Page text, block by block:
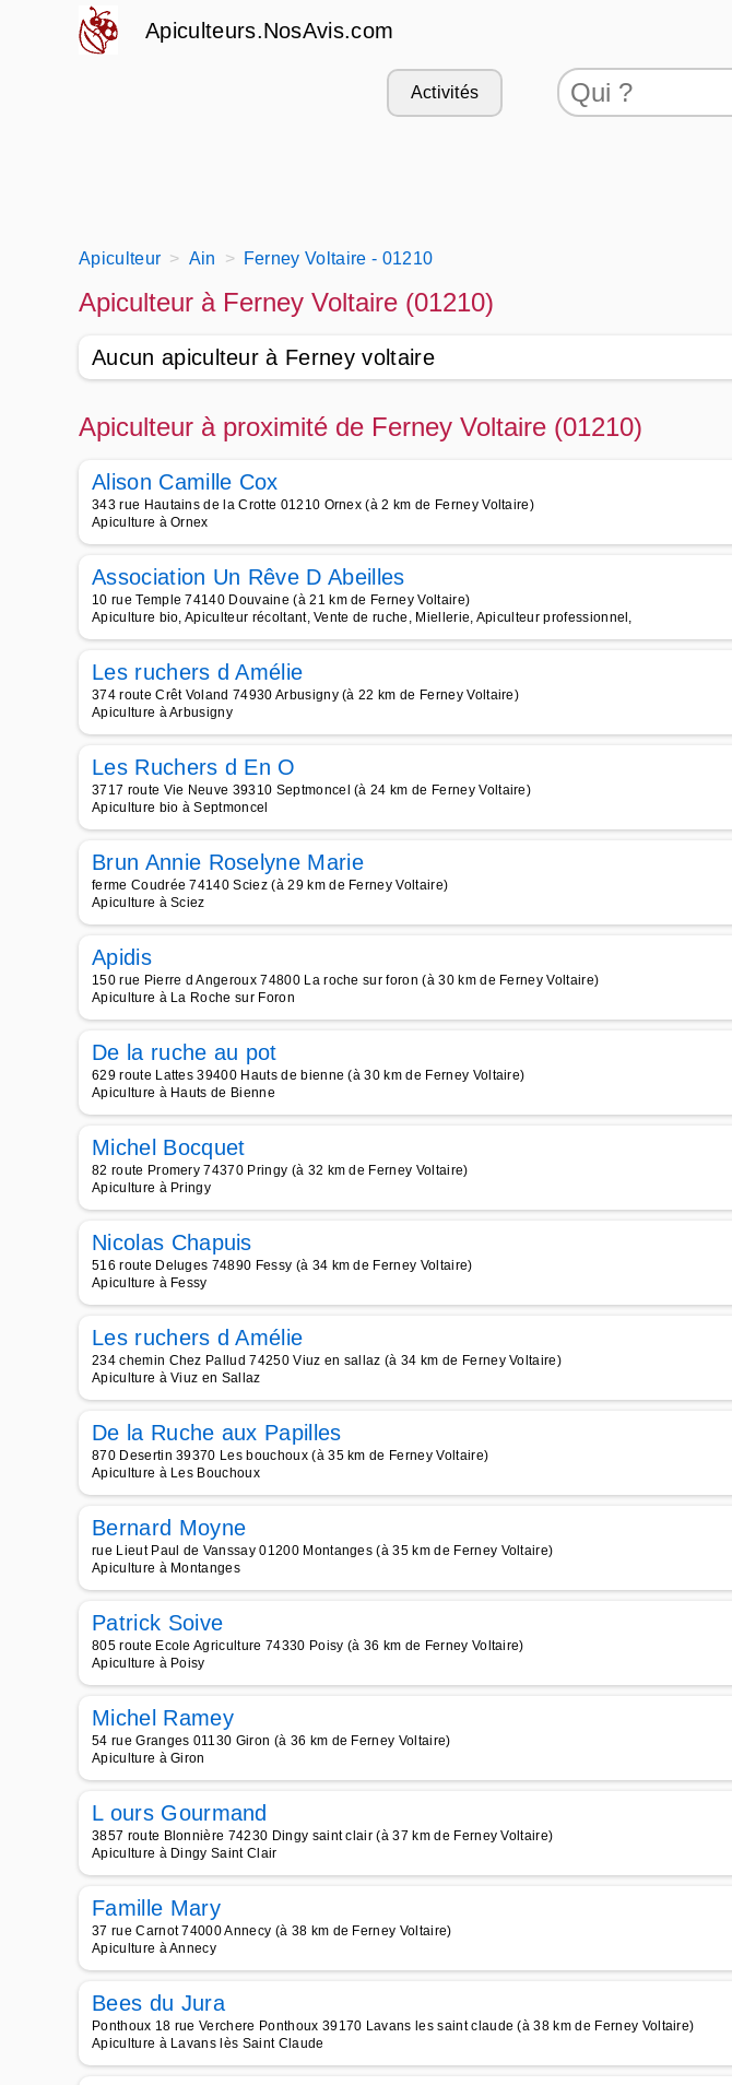
Apiculteurs.NosAvis.com
Activités
Apiculteur Ain Ferney Voltaire - 01210
Apiculteur à Ferney Voltaire (01210)
Aucun apiculteur à Ferney voltaire
Apiculteur à proximité de Ferney Voltaire (01210)
Alison Camille Cox
343 rue Hautains de la Crotte 01210 Ornex (à 2 km de Ferney Voltaire)
Apiculture à Ornex
Association Un Rêve D Abeilles
10 rue Temple 74140 Douvaine (à 21 km de Ferney Voltaire)
Apiculture bio, Apiculteur récoltant, Vente de ruche, Miellerie, Apiculteur professionnel,
Les ruchers d Amélie
374 route Crêt Voland 74930 Arbusigny (à 22 km de Ferney Voltaire)
Apiculture à Arbusigny
Les Ruchers d En O
3717 route Vie Neuve 39310 Septmoncel (à 24 km de Ferney Voltaire)
Apiculture bio à Septmoncel
Brun Annie Roselyne Marie
ferme Coudrée 74140 Sciez (à 29 km de Ferney Voltaire)
Apiculture à Sciez
Apidis
150 rue Pierre d Angeroux 74800 La roche sur foron (à 30 km de Ferney Voltaire)
Apiculture à La Roche sur Foron
De la ruche au pot
629 route Lattes 39400 Hauts de bienne (à 30 km de Ferney Voltaire)
Apiculture à Hauts de Bienne
Michel Bocquet
82 route Promery 74370 Pringy (à 32 km de Ferney Voltaire)
Apiculture à Pringy
Nicolas Chapuis
516 route Deluges 74890 Fessy (à 34 km de Ferney Voltaire)
Apiculture à Fessy
Les ruchers d Amélie
234 chemin Chez Pallud 74250 Viuz en sallaz (à 34 km de Ferney Voltaire)
Apiculture à Viuz en Sallaz
De la Ruche aux Papilles
870 Desertin 39370 Les bouchoux (à 35 km de Ferney Voltaire)
Apiculture à Les Bouchoux
Bernard Moyne
rue Lieut Paul de Vanssay 01200 Montanges (à 35 km de Ferney Voltaire)
Apiculture à Montanges
Patrick Soive
805 route Ecole Agriculture 74330 Poisy (à 36 km de Ferney Voltaire)
Apiculture à Poisy
Michel Ramey
54 rue Granges 01130 Giron (à 36 km de Ferney Voltaire)
Apiculture à Giron
L ours Gourmand
3857 route Blonnière 74230 Dingy saint clair (à 37 km de Ferney Voltaire)
Apiculture à Dingy Saint Clair
Famille Mary
37 rue Carnot 74000 Annecy (à 38 km de Ferney Voltaire)
Apiculture à Annecy
Bees du Jura
Ponthoux 18 rue Verchere Ponthoux 39170 Lavans les saint claude (à 38 km de Ferney Voltaire)
Apiculture à Lavans lès Saint Claude